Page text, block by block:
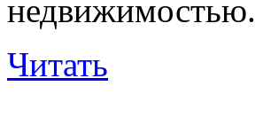
недвижимостью.
Читать